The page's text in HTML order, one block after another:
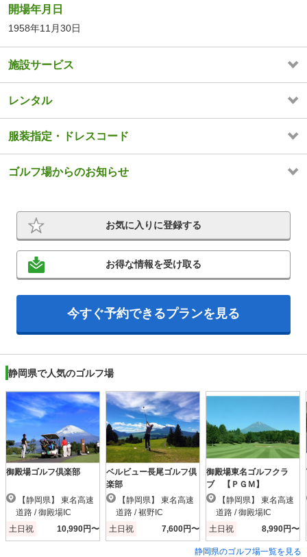
開場年月日
1958年11月30日
施設サービス
レンタル
服装指定・ドレスコード
ゴルフ場からのお知らせ
お気に入りに登録する
お得な情報を受け取る
今すぐ予約できるプランを見る
静岡県で人気のゴルフ場
御殿場ゴルフ倶楽部
道路 / 御殿場IC
土日祝
10,990円〜
ベルビュー長尾ゴルフ倶
楽部
道路 / 裾野IC
土日祝
7,600円〜
御殿場東名ゴルフクラ
ブ 【ＰＧＭ】
道路 / 御殿場IC
土日祝
8,990円〜
静岡県のゴルフ場一覧を見る